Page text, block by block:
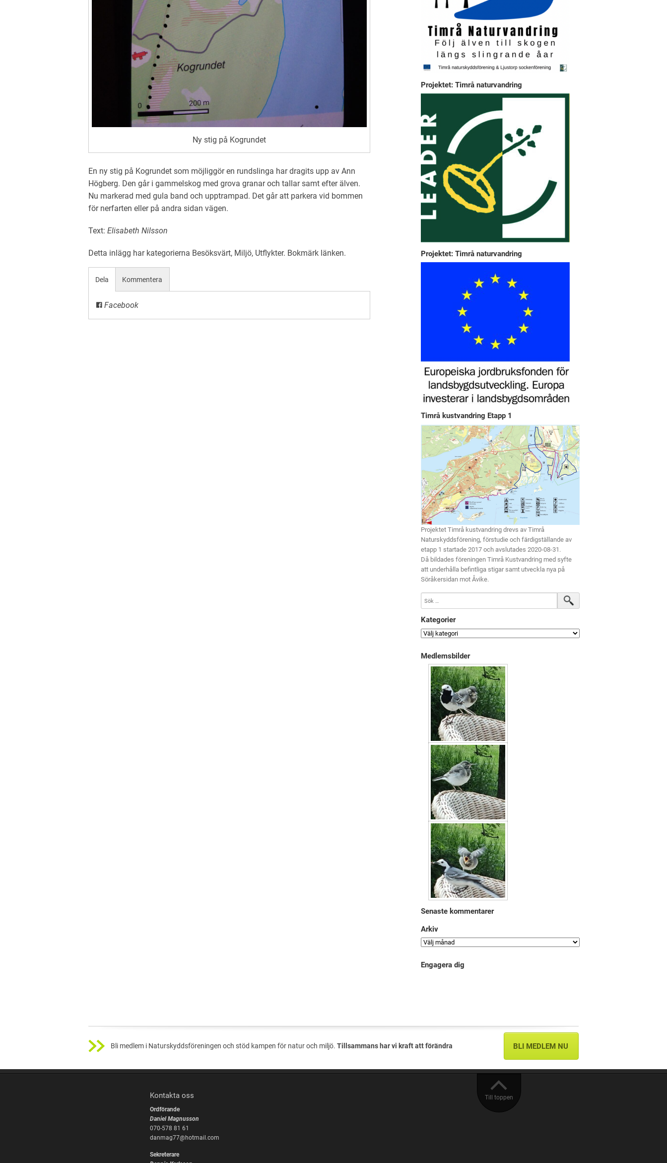
Ny stig på Kogrundet
En ny stig på Kogrundet som möjliggör en rundslinga har dragits upp av Ann
Högberg. Den går i gammelskog med grova granar och tallar samt efter älven.
Nu markerad med gula band och upptrampad. Det går att parkera vid bommen
för nerfarten eller på andra sidan vägen.
Text: Elisabeth Nilsson
Detta inlägg har kategorierna Besöksvärt, Miljö, Utflykter. Bokmärk länken.
Dela
Facebook
Kommentera
Projektet: Timrå naturvandring
Projektet: Timrå naturvandring
Timrå kustvandring Etapp 1
Projektet Timrå kustvandring drevs av Timrå
Naturskyddsförening, förstudie och färdigställande av
etapp 1 startade 2017 och avslutades 2020-08-31.
Då bildades föreningen Timrå Kustvandring med syfte
att underhålla befintliga stigar samt utveckla nya på
Söråkersidan mot Åvike.
Kategorier
Medlemsbilder
Senaste kommentarer
Arkiv
Engagera dig
Bli medlem i Naturskyddsföreningen och stöd kampen för natur och miljö. Tillsammans har vi kraft att förändra BLI MEDLEM NU
Till toppen
Kontakta oss
Ordförande
Daniel Magnusson
070-578 81 61
danmag77@hotmail.com
Sekreterare